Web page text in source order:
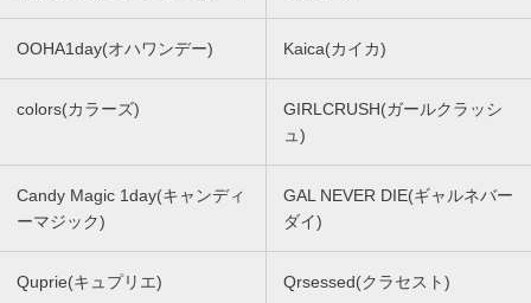
OOHA1day(オハワンデー) Kaica(カイカ)
colors(カラーズ)
GIRLCRUSH(ガールクラッシ
ュ)
Candy Magic 1day(キャンディ
ーマジック)
GAL NEVER DIE(ギャルネバー
ダイ)
Quprie(キュプリエ) Qrsessed(クラセスト)